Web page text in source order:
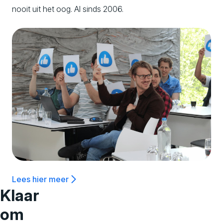
nooit uit het oog. Al sinds 2006.
Lees hier meer
Klaar
om